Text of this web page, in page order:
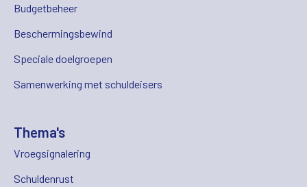
Budgetbeheer
Beschermingsbewind
Speciale doelgroepen
Samenwerking met schuldeisers
Thema's
Vroegsignalering
Schuldenrust